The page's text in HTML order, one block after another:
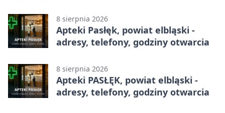
8 sierpnia 2026
Apteki Pasłęk, powiat elbląski -
adresy, telefony, godziny otwarcia
8 sierpnia 2026
Apteki PASŁĘK, powiat elbląski -
adresy, telefony, godziny otwarcia